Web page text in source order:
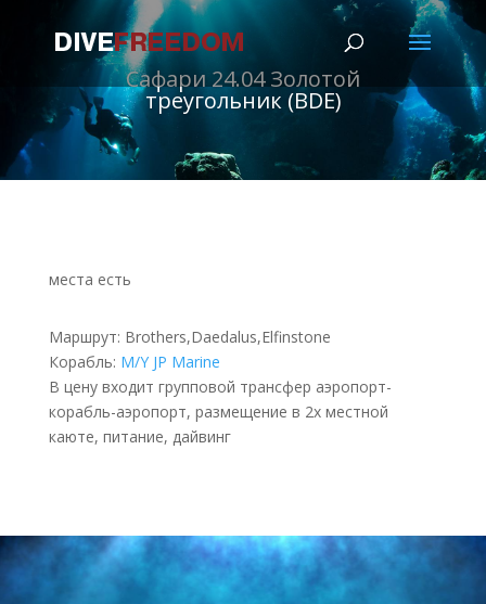
Сафари 24.04 Золотой
треугольник (BDE)
места есть
Маршрут: Brothers,Daedalus,Elfinstone
Корабль: M/Y JP Marine
В цену входит групповой трансфер аэропорт-
корабль-аэропорт, размещение в 2х местной
каюте, питание, дайвинг